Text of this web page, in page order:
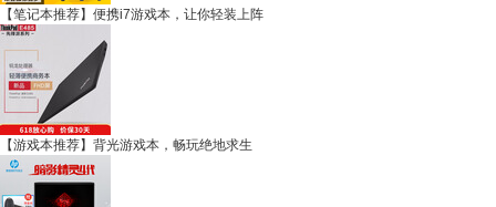
【笔记本推荐】便携i7游戏本，让你轻装上阵
【游戏本推荐】背光游戏本，畅玩绝地求生